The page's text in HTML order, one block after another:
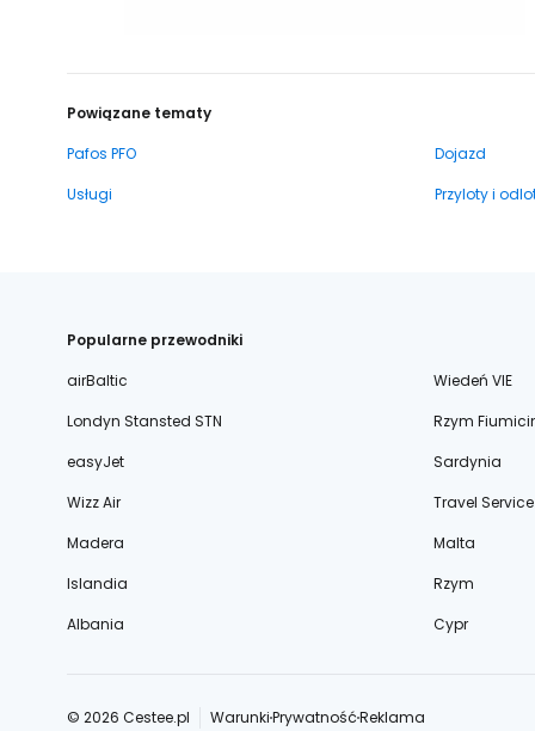
Powiązane tematy
Pafos PFO
Dojazd
Usługi
Przyloty i
Popularne przewodniki
airBaltic
Wiedeń VIE
Londyn Stansted STN
Rzym
easyJet
Sardynia
Wizz Air
Travel Service
Madera
Malta
Islandia
Rzym
Albania
Cypr
© 2026 Cestee.pl WarunkiPrywatnośćReklama